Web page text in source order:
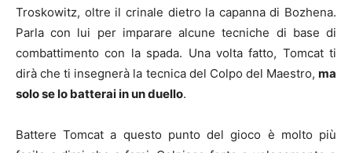
Troskowitz, oltre il crinale dietro la capanna di Bozhena.
Parla con lui per imparare alcune tecniche di base di
combattimento con la spada. Una volta fatto, Tomcat ti
dirà che ti insegnerà la tecnica del Colpo del Maestro, ma
solo se lo batterai in un duello.
Battere Tomcat a questo punto del gioco è molto più